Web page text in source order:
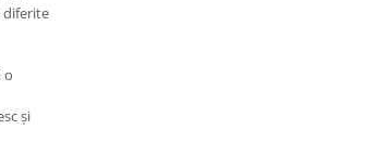
diferite
o
și